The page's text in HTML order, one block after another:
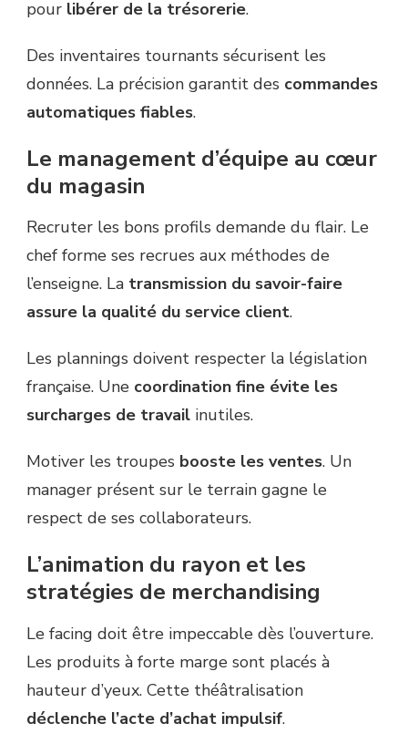
pour libérer de la trésorerie.
Des inventaires tournants sécurisent les
données. La précision garantit des commandes
automatiques fiables.
Le management d’équipe au cœur
du magasin
Recruter les bons profils demande du flair. Le
chef forme ses recrues aux méthodes de
l’enseigne. La transmission du savoir-faire
assure la qualité du service client.
Les plannings doivent respecter la législation
française. Une coordination fine évite les
surcharges de travail inutiles.
Motiver les troupes booste les ventes. Un
manager présent sur le terrain gagne le
respect de ses collaborateurs.
L’animation du rayon et les
stratégies de merchandising
Le facing doit être impeccable dès l’ouverture.
Les produits à forte marge sont placés à
hauteur d’yeux. Cette théâtralisation
déclenche l’acte d’achat impulsif.